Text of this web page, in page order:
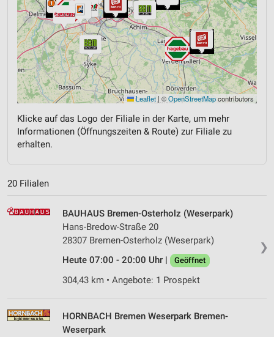
Leaflet | ©OpenStreetMapcontributors
Klicke auf das Logo der Filiale in der Karte, um mehr
Informationen (Öffnungszeiten & Route) zur Filiale zu
erhalten.
20 Filialen
❯
BAUHAUS Bremen-Osterholz (Weserpark)
Hans-Bredow-Straße 20
28307 Bremen-Osterholz (Weserpark)
Heute 07:00 - 20:00 Uhr |
Geöffnet
304,43 km • Angebote: 1 Prospekt
HORNBACH Bremen Weserpark Bremen-
Weserpark